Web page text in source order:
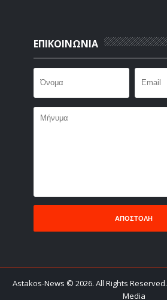
ΕΠΙΚΟΙΝΩΝΙΑ
Astakos-News © 2026. All Rights Reserved.
Media